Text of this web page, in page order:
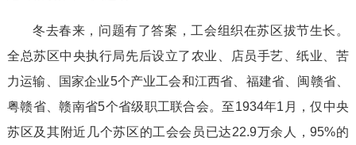
冬去春来，问题有了答案，工会组织在苏区拔节生长。
全总苏区中央执行局先后设立了农业、店员手艺、纸业、苦
力运输、国家企业5个产业工会和江西省、福建省、闽赣省、
粤赣省、赣南省5个省级职工联合会。至1934年1月，仅中央
苏区及其附近几个苏区的工会会员已达22.9万余人，95%的